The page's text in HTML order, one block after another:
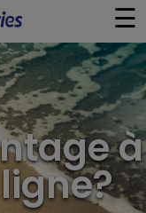
☰
×
à